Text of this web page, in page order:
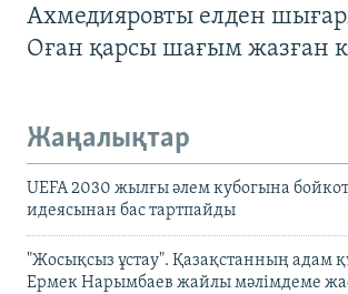
Ахмедияровты елден
Оған қарсы шағым жазған
Жаңалықтар
UEFA 2030 жылғы әлем кубогына
идеясынан бас тартпайды
"Жосықсыз ұстау". Қазақстанның адам
Ермек Нарымбаев жайлы мәлімдеме